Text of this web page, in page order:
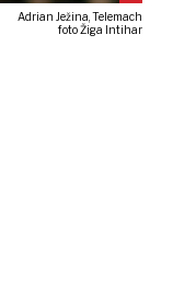
Adrian Ježina, Telemach
foto Žiga Intihar